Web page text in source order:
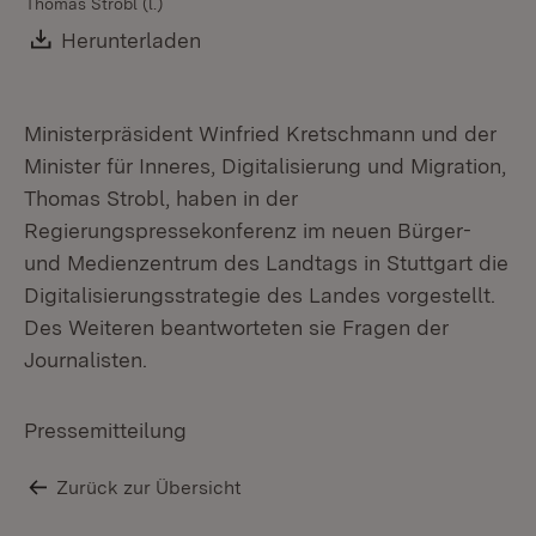
Download:
Herunterladen
Ministerpräsident Winfried Kretschmann und der
Minister für Inneres, Digitalisierung und Migration,
Thomas Strobl, haben in der
Regierungspressekonferenz im neuen Bürger-
und Medienzentrum des Landtags in Stuttgart die
Digitalisierungsstrategie des Landes vorgestellt.
Des Weiteren beantworteten sie Fragen der
Journalisten.
Pressemitteilung
Zurück zur Übersicht